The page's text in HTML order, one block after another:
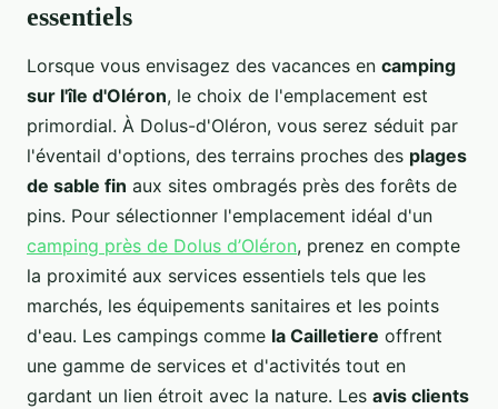
essentiels
Lorsque vous envisagez des vacances en camping
sur l'île d'Oléron, le choix de l'emplacement est
primordial. À Dolus-d'Oléron, vous serez séduit par
l'éventail d'options, des terrains proches des plages
de sable fin aux sites ombragés près des forêts de
pins. Pour sélectionner l'emplacement idéal d'un
camping près de Dolus d’Oléron, prenez en compte
la proximité aux services essentiels tels que les
marchés, les équipements sanitaires et les points
d'eau. Les campings comme la Cailletiere offrent
une gamme de services et d'activités tout en
gardant un lien étroit avec la nature. Les avis clients